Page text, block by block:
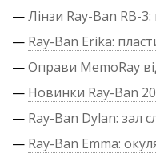
—Лінзи Ray-Ban RB-
— Ray-Ban Erika:
—Оправи MemoRay
— Новинки Ray-Ban
— Ray-Ban Dylan: зал
— Ray-Ban Emma: